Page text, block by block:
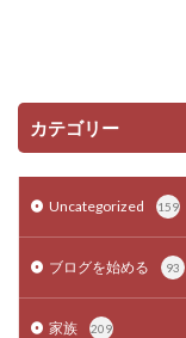
カテゴリー
Uncategorized 159
ブログを始める 93
家族 209